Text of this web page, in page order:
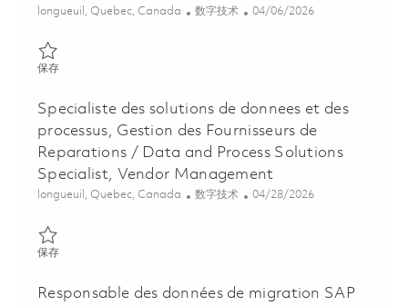
位置
longueuil, Quebec, Canada 类别
数字技术 Posted Date
04/06/2026
保存保存 Lead Applicatif – Outillage et Applications
Specialiste des solutions de donnees et des
processus, Gestion des Fournisseurs de
Reparations / Data and Process Solutions
Specialist, Vendor Management
位置
longueuil, Quebec, Canada 类别
数字技术 Posted Date
04/28/2026
保存保存 Specialiste des solutions de donnees et des processus,
Responsable des données de migration SAP